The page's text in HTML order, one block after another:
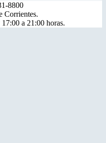
8800
Corrientes.
a 21:00 horas.